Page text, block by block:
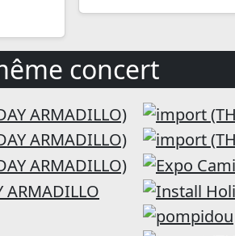
concert